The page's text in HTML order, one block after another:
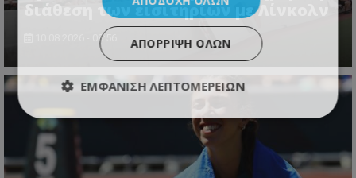
διάθεση των εισιτηρίων με Λίνκολν
10.08.2026 - 08:56 ΑΠΌΡΡΙΨΗ ΌΛΩΝ
ΕΜΦΆΝΙΣΗ ΛΕΠΤΟΜΕΡΕΙΏΝ